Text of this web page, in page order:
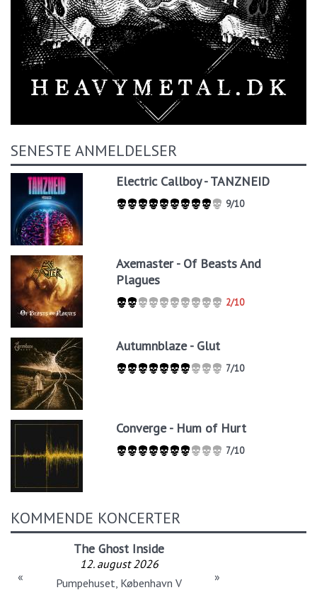
SENESTE ANMELDELSER
Electric Callboy - TANZNEID
9/10
Axemaster - Of Beasts And
Plagues
2/10
Autumnblaze - Glut
7/10
Converge - Hum of Hurt
7/10
KOMMENDE KONCERTER
The Ghost Inside
12. august 2026
Pumpehuset, København V
« »